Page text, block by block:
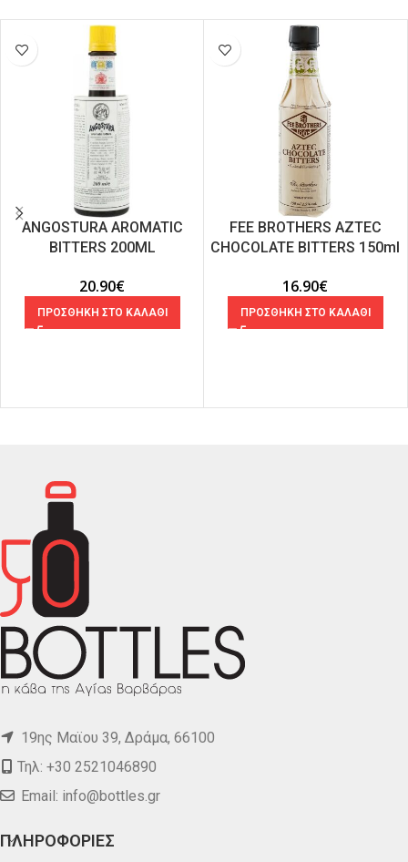
ANGOSTURA AROMATIC
BITTERS 200ML
20.90€
ΠΡΟΣΘΗΚΗ ΣΤΟ ΚΑΛΑΘΙ
FEE BROTHERS AZTEC
CHOCOLATE BITTERS 150ml
16.90€
ΠΡΟΣΘΗΚΗ ΣΤΟ ΚΑΛΑΘΙ
19ης Μαϊου 39, Δράμα, 66100
Τηλ: +30 2521046890
Email: info@bottles.gr
ΠΛΗΡΟΦΟΡΙΕΣ